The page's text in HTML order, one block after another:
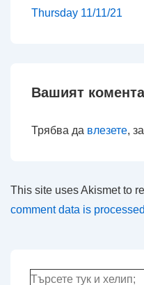
е
Thursday 11/11/21
Вашият
Трябва да влезете,
This site uses Akismet to
comment data is
Търсене